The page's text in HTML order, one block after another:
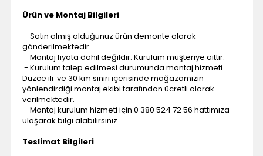
Ürün ve Montaj Bilgileri
- Satın almış olduğunuz ürün demonte olarak
gönderilmektedir.
- Montaj fiyata dahil değildir. Kurulum müşteriye aittir.
- Kurulum talep edilmesi durumunda montaj hizmeti
Düzce ili ve 30 km sınırı içerisinde mağazamızın
yönlendirdiği montaj ekibi tarafından ücretli olarak
verilmektedir.
- Montaj kurulum hizmeti için 0 380 524 72 56 hattımıza
ulaşarak bilgi alabilirsiniz.
Teslimat Bilgileri